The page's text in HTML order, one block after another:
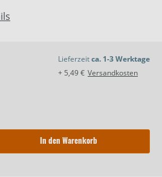
Lieferzeitca. 1-3 Werktage
+ 5,49 € Versandkosten
In den Warenkorb